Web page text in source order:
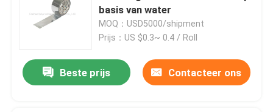
basis van water
MOQ：USD5000/shipment
Prijs：US $0.3~ 0.4 / Roll
Beste prijs Contacteer ons